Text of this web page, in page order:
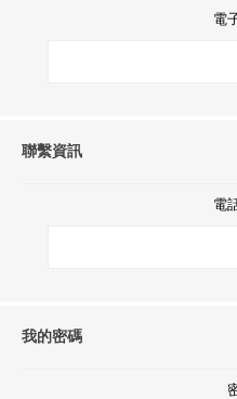
電
聯繫資訊
電
我的密碼